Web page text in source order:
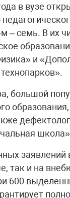
в вузе
– семь. В их
и
большой
так и на
600